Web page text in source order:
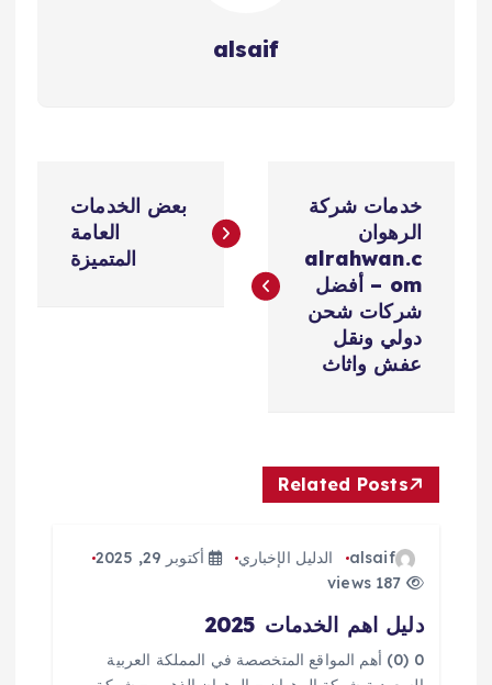
alsaif
ص
م
خدمات شركة
الرهوان
alrahwan.c
om – أفضل
شركات شحن
دولي ونقل
عفش واثاث
بعض الخدمات
العامة
المتميزة
Related Posts
alsaif الدليل الإخباري
أكتوبر 29, 2025
دليل اهم الخدمات 2025
0 (0) أهم المواقع المتخصصة في المملكة العربية